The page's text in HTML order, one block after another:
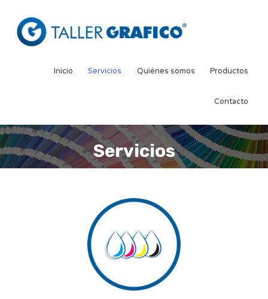
Inicio Servicios Quiénes somos Productos
Contacto
Servicios